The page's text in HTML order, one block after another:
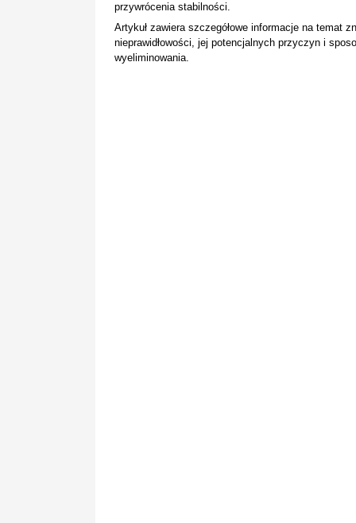
przywrócenia stabilności.
Artykuł zawiera szczegółowe informacje na temat
nieprawidłowości, jej potencjalnych przyczyn i
wyeliminowania.